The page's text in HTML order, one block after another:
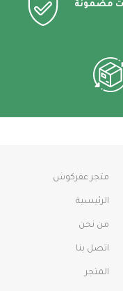
مضمونة
متجر عفركوش
الرئيسية
من نحن
اتصل بنا
المتجر